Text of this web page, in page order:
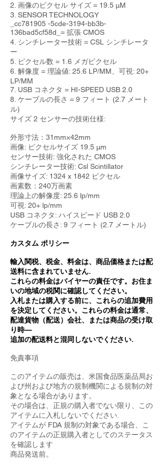
2. 画像のピクセル サイズ = 19.5 μM
3. SENSOR TECHNOLOGY
_cc781905 -5cde-3194-bb3b-
136bad5cf58d_= 拡張 CMOS
4. シンチレーター技術 = CSL シンチレータ
ー
5. ピクセル数 = 1.6 メガピクセル
6. 解像度 = 理論値: 25.6 LP/MM、可視: 20+
LP/MM
7. USB コネクタ = HI-SPEED USB 2.0
8. ケーブルの長さ = 9 フィート (2.7 メート
ル)
サイズ 2 センサーの技術仕様:
外形寸法：31mm×42mm
画像: ピクセルサイズ 19.5 μm
センサー技術: 強化された CMOS
シンチレーター技術: Csl Scintillator
画像サイズ: 1324 x 1842 ピクセル
画素数：240万画素
理論上の解像度: 25.6 lp/mm
可視: 20+ lp/mm
USB コネクタ: ハイスピード USB 2.0
ケーブルの長さ: 9 フィート (2.7 メートル)
カスタム ポリシー
輸入関税、税金、料金は、商品価格または配
送料に含まれていません.
これらの料金はバイヤーの責任です。お住ま
いの地域の税関に確認してください。
入札または購入する前に、これらの追加費用
を決定してください。これらの料金は通常、
配達貨物（配送）会社、または商品の受け取
り時—
追加の配送料と混同しないでください.
免責事項
このアイテムの販売は、米国食品医薬品局お
よび州および地方の規制機関による規制の対
象となる場合があります。
その場合は、正規の購入者でない限り、この
アイテムに入札しないでください.
アイテムが FDA 規制の対象である場合、こ
のアイテムの正規購入者としてのステータス
を確認します
商品発送前。